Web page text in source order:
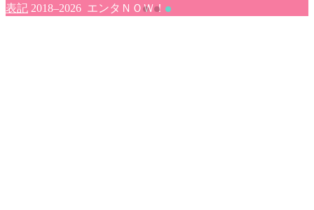
表記 2018–2026 エンタＮＯＷ！